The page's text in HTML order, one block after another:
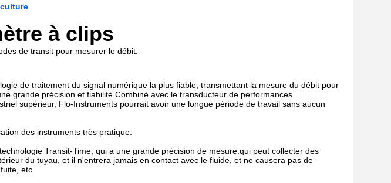
à clips
de transit pour mesurer le débit.
de traitement du signal numérique la plus fiable, transmettant la mesure du débit pour
grande précision et fiabilité.Combiné avec le transducteur de performances
supérieur, Flo-Instruments pourrait avoir une longue période de travail sans aucun
des instruments très pratique.
Transit-Time, qui a une grande précision de mesure.qui peut collecter des
du tuyau, et il n'entrera jamais en contact avec le fluide, et ne causera pas de
etc.